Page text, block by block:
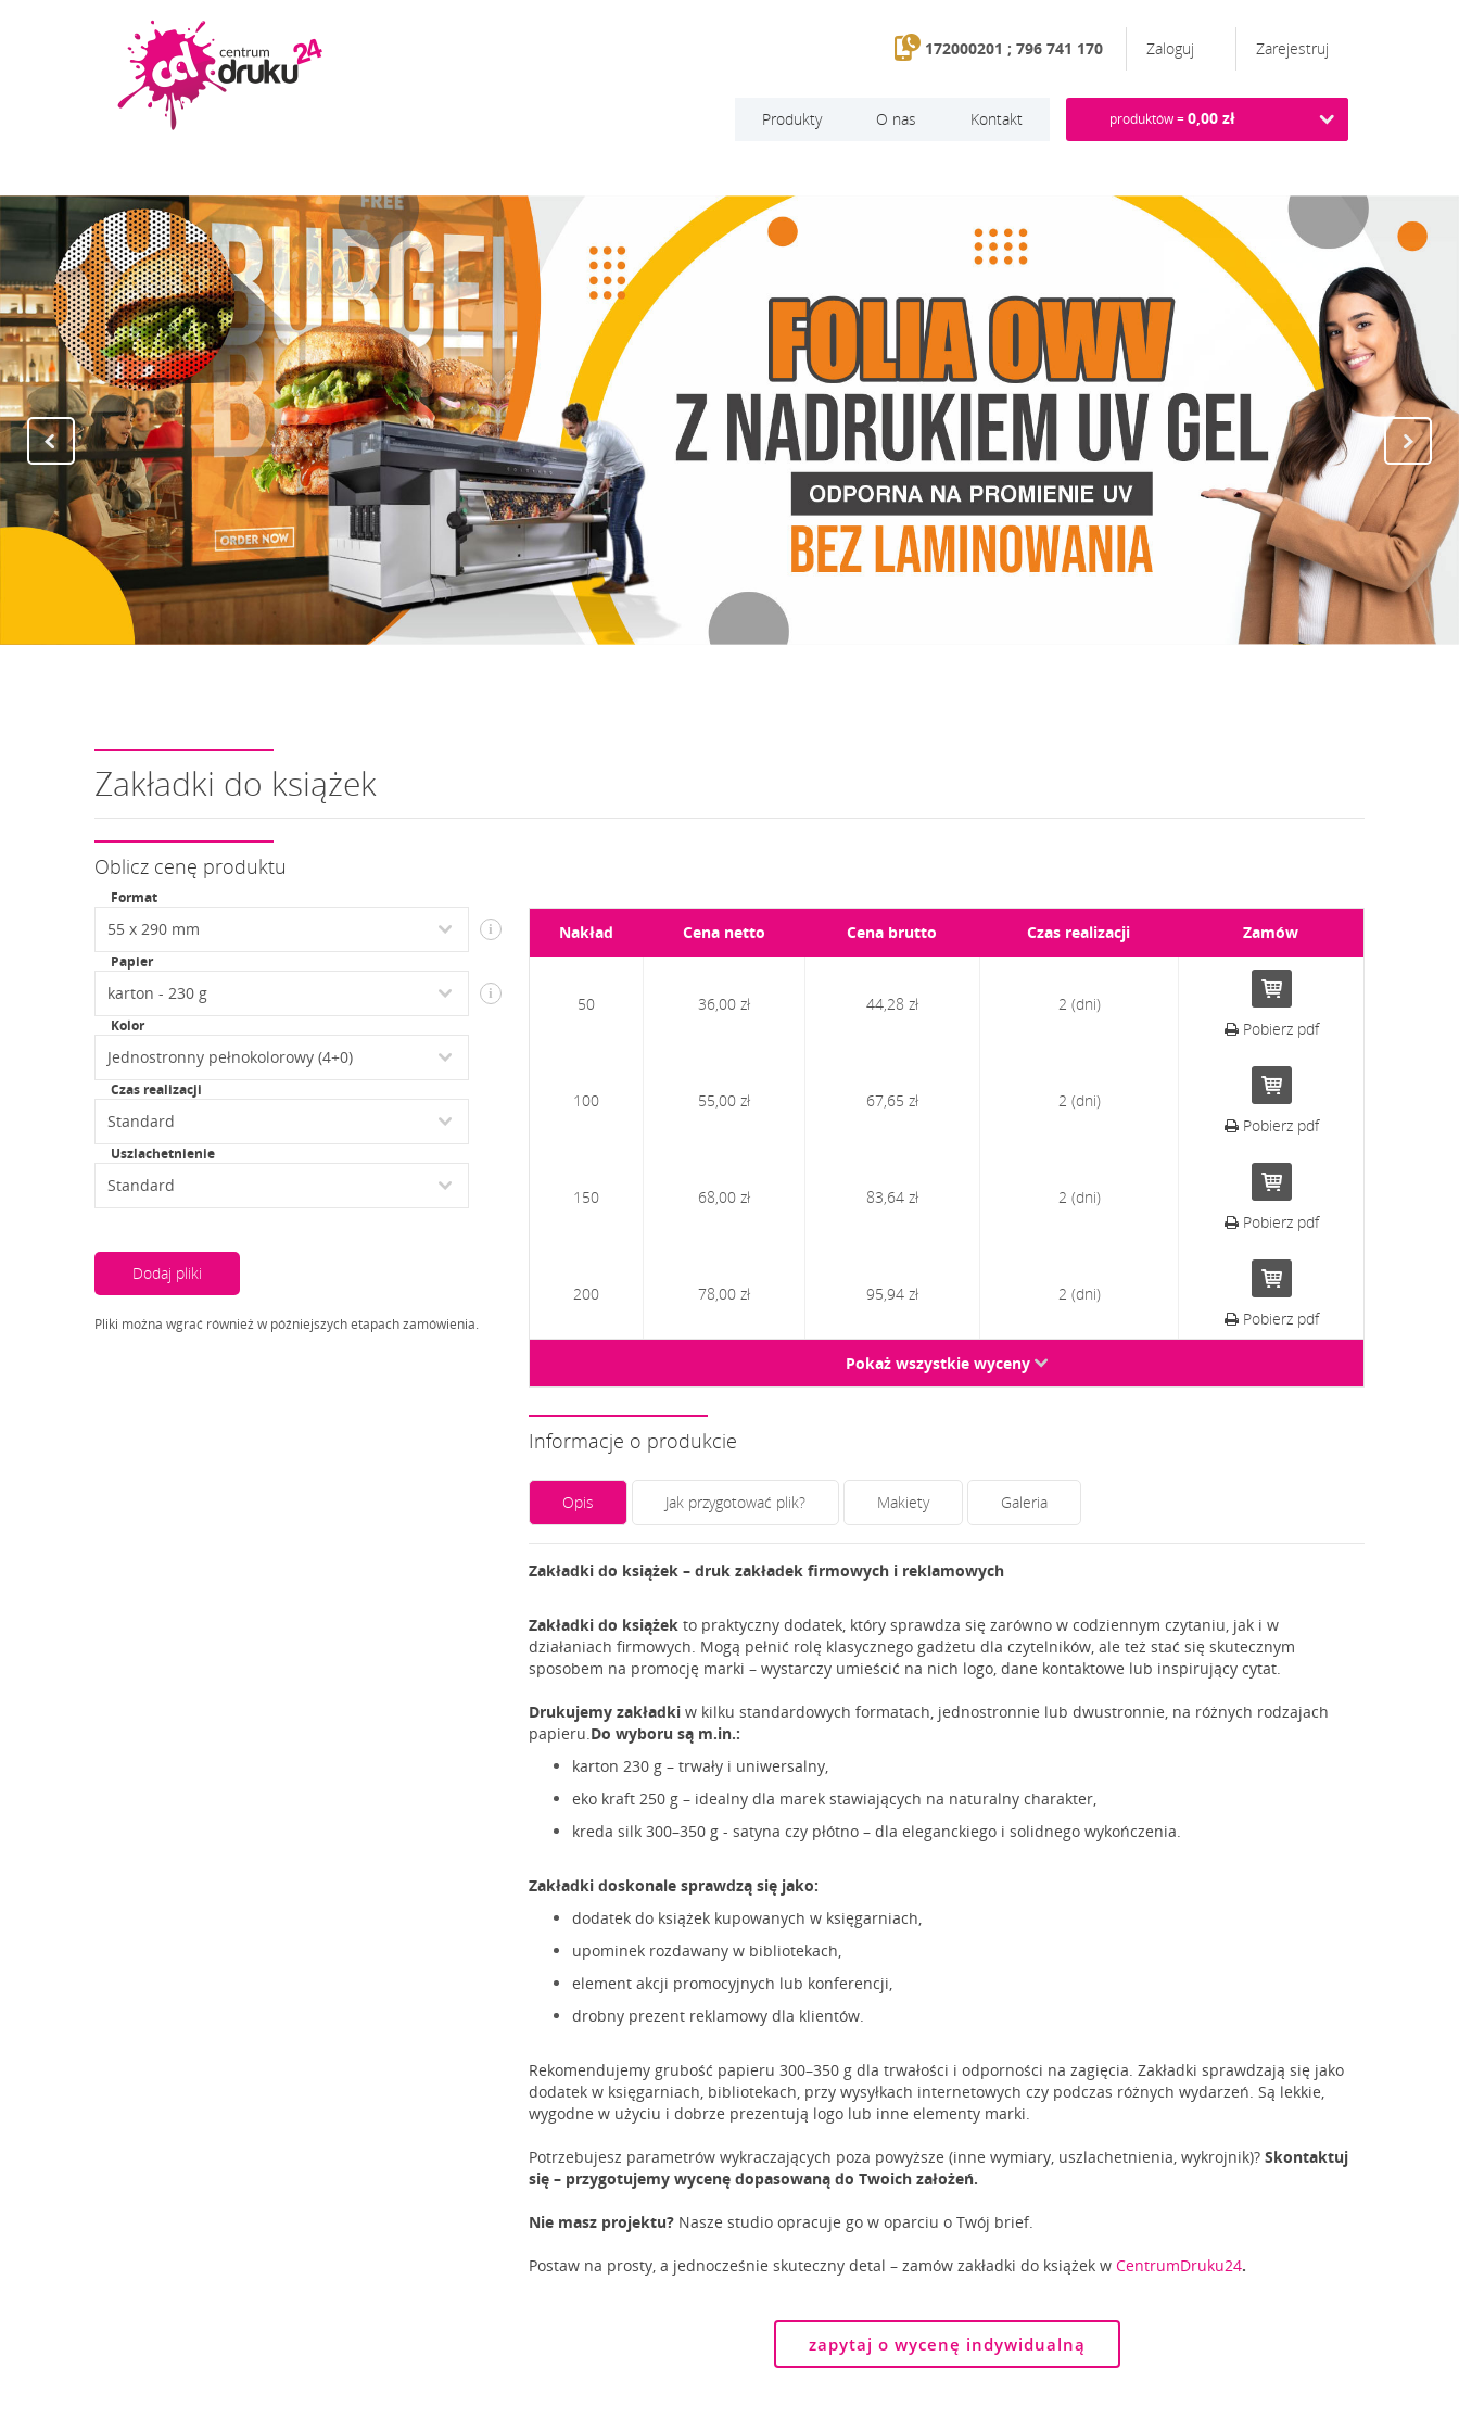
172000201 ; 796 741 170 Zaloguj Zarejestruj
produktów =0,00 zł
Produkty O nas Kontakt
Zakładki do książek
Oblicz cenę produktu
Format
i
Papier
i
Kolor
Czas realizacji
Uszlachetnienie
Dodaj pliki
Pliki można wgrać również w późniejszych etapach zamówienia.
Nakład Cena netto Cena brutto Czas realizacji Zamów
50 36,00 zł 44,28 zł
2 (dni)
Pobierz pdf
100 55,00 zł 67,65 zł
2 (dni)
Pobierz pdf
150 68,00 zł 83,64 zł
2 (dni)
Pobierz pdf
200 78,00 zł 95,94 zł
2 (dni)
Pobierz pdf
Pokaż wszystkie wyceny ↓
Informacje o produkcie
Opis Jak przygotować plik? Makiety Galeria
Zakładki do książek – druk zakładek firmowych i reklamowych
Zakładki do książek to praktyczny dodatek, który sprawdza się zarówno w codziennym czytaniu, jak i w
działaniach firmowych. Mogą pełnić rolę klasycznego gadżetu dla czytelników, ale też stać się skutecznym
sposobem na promocję marki – wystarczy umieścić na nich logo, dane kontaktowe lub inspirujący cytat.
Drukujemy zakładki w kilku standardowych formatach, jednostronnie lub dwustronnie, na różnych rodzajach
papieru.Do wyboru są m.in.:
karton 230 g – trwały i uniwersalny,
eko kraft 250 g – idealny dla marek stawiających na naturalny charakter,
kreda silk 300–350 g - satyna czy płótno – dla eleganckiego i solidnego wykończenia.
Zakładki doskonale sprawdzą się jako:
dodatek do książek kupowanych w księgarniach,
upominek rozdawany w bibliotekach,
element akcji promocyjnych lub konferencji,
drobny prezent reklamowy dla klientów.
Rekomendujemy grubość papieru 300–350 g dla trwałości i odporności na zagięcia. Zakładki sprawdzają się jako
dodatek w księgarniach, bibliotekach, przy wysyłkach internetowych czy podczas różnych wydarzeń. Są lekkie,
wygodne w użyciu i dobrze prezentują logo lub inne elementy marki.
Potrzebujesz parametrów wykraczających poza powyższe (inne wymiary, uszlachetnienia, wykrojnik)? Skontaktuj
się – przygotujemy wycenę dopasowaną do Twoich założeń.
Nie masz projektu? Nasze studio opracuje go w oparciu o Twój brief.
Postaw na prosty, a jednocześnie skuteczny detal – zamów zakładki do książek w CentrumDruku24.
zapytaj o wycenę indywidualną